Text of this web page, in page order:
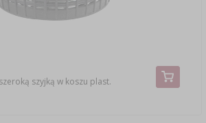
szyjką w koszu plast.